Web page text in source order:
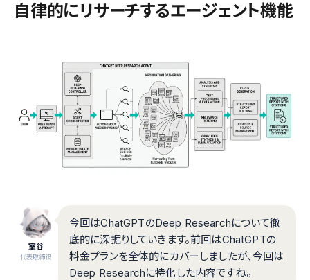
自律的にリサーチするエージェント機能
室谷
代表取締役
今回はChatGPTのDeep Researchについて徹
底的に深掘りしていきます。前回はChatGPTの
料金プランを全体的にカバーしましたが、今回は
Deep Researchに特化した内容ですね。